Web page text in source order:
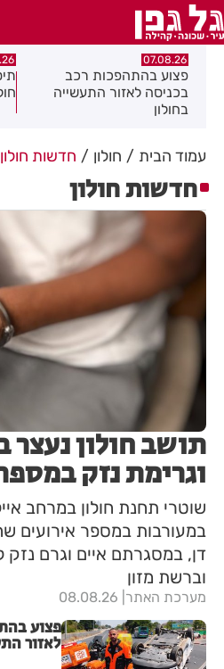
07.08.26
פצוע בהתהפכות רכב
בכניסה לאזור התעשייה
בחולון
עמוד הבית חולון חדשות חולון
חדשות חולון
תושב חולון נעצר
וגרימת נזק
שוטרי תחנת חולון במרחב
במעורבות במספר אירועים
וברשת מזון
מערכת האתר 08.08.26
פצוע
לאזור